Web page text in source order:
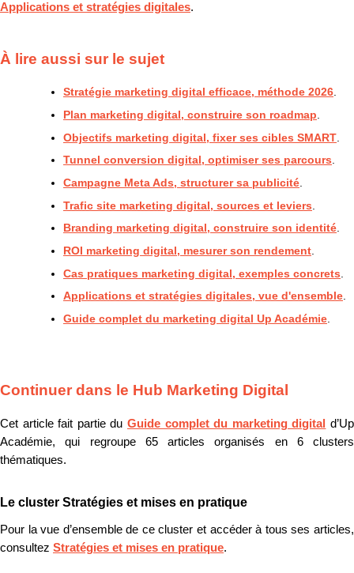
Applications et stratégies digitales.
À lire aussi sur le sujet
Stratégie marketing digital efficace, méthode 2026.
Plan marketing digital, construire son roadmap
Objectifs marketing digital, fixer ses cibles SMART
Tunnel conversion digital, optimiser ses parcours.
Campagne Meta Ads, structurer sa publicité
Trafic site marketing digital, sources et leviers
Branding marketing digital, construire son identité.
ROI marketing digital, mesurer son rendement
Cas pratiques marketing digital, exemples concrets
Applications et stratégies digitales, vue d'ensemble.
Guide complet du marketing digital Up Académie
Continuer dans le Hub Marketing Digital
Cet article fait partie du Guide complet du marketing digital d’Up
Académie, qui regroupe 65 articles organisés en 6 clusters
thématiques.
Le cluster Stratégies et mises en pratique
Pour la vue d’ensemble de ce cluster et accéder à tous ses articles,
consultez Stratégies et mises en pratique.